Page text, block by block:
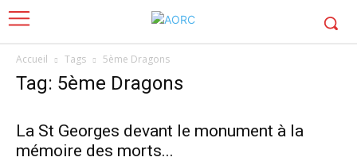
Accueil Tags 5ème Dragons
Tag: 5ème Dragons
La St Georges devant le monument à la
mémoire des morts...